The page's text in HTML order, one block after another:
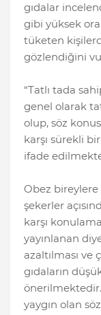
gıdalar
gibi yüksek
tüketen
gözlendiğini
“Tatlı tada
genel olarak
olup, söz
karşı sürekli
ifade
Obez
şekerler
karşı
yayınlanan
azaltılması
gıdaların
önerilmektedir.
yaygın olan